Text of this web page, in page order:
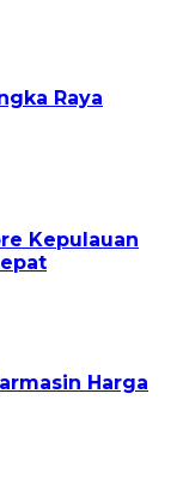
Raya
Kepulauan
Harga